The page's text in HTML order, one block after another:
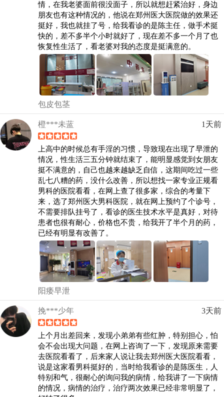
情，在我老婆面前很没面子，所以就想赶紧治好，身边
朋友也有这种情况的，他说在郑州医大医院做的效果还
挺好，我也就挂了号，给我看诊的是陈主任，做手术挺
快的，差不多半个小时就好了，现在差不多一个月了也
恢复性生活了，看老婆对我的态度是挺满意的。
包皮包茎
橙***未蓝 1天前
上高中的时候总有手淫的习惯，导致现在出现了早泄的
情况，性生活三五分钟就结束了，能明显感觉到女朋友
挺不满意的，自己也越来越缺乏自信，这期间吃过一些
乱七八糟的药，没什么改善，所以想找一家专业正规看
男科的医院看看，在网上查了很多家，综合的考量下
来，选了郑州医大男科医院，就在网上预约了个诊号，
不需要排队挂号了，看诊的医生技术水平是真好，对待
患者也很有耐心，价格也不贵，给我开了半个月的药，
已经有明显有改善了。
阳痿早泄
挽***少年 3天前
上个月出差回来，发现小弟弟有些红肿，特别担心，怕
会不会出现大问题，在网上咨询了一下，发现原来需要
去医院看看了，后来家人说让我去郑州医大医院看看，
说是这家看男科挺好的，当时给我看诊的是陈医生，人
特别和气，很耐心的询问我的病情，给我讲了一下病情
的情况，病情的治疗，治疗两次效果已经非常明显了，